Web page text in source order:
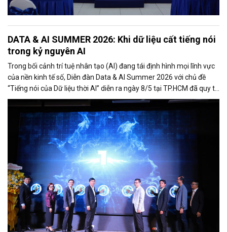
DATA & AI SUMMER 2026: Khi dữ liệu cất tiếng nói
trong kỷ nguyên AI
Trong bối cảnh trí tuệ nhân tạo (AI) đang tái định hình mọi lĩnh vực
của nền kinh tế số, Diễn đàn Data & AI Summer 2026 với chủ đề
“Tiếng nói của Dữ liệu thời AI” diễn ra ngày 8/5 tại TP.HCM đã quy tụ
hơn 500 đại biểu là lãnh đạo cơ quan quản lý, chuyên gia công nghệ,
doanh nghiệp, startup và cộng đồng đổi mới sáng tạo.